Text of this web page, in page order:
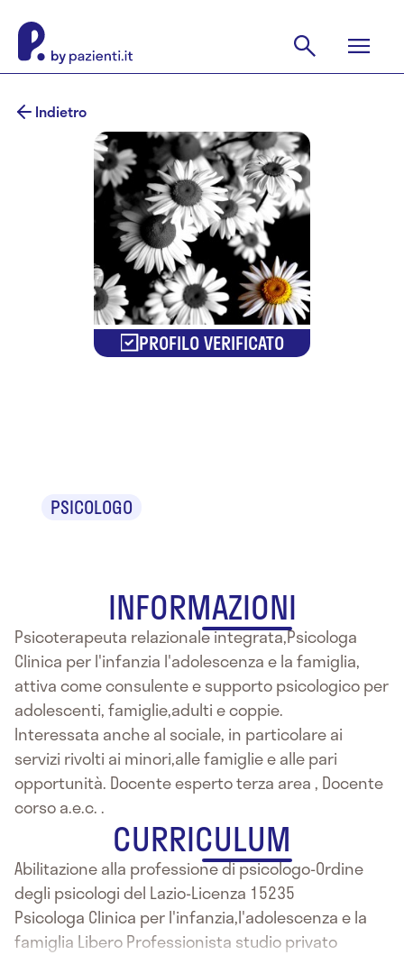
Indietro
PROFILO VERIFICATO
PSICOLOGO
INFORMAZIONI
Psicoterapeuta relazionale integrata,Psicologa
Clinica per l'infanzia l'adolescenza e la famiglia,
attiva come consulente e supporto psicologico per
adolescenti, famiglie,adulti e coppie.
Interessata anche al sociale, in particolare ai
servizi rivolti ai minori,alle famiglie e alle pari
opportunità. Docente esperto terza area , Docente
corso a.e.c. .
CURRICULUM
Abilitazione alla professione di psicologo-Ordine
degli psicologi del Lazio-Licenza 15235
Psicologa Clinica per l'infanzia,l'adolescenza e la
famiglia Libero Professionista studio privato